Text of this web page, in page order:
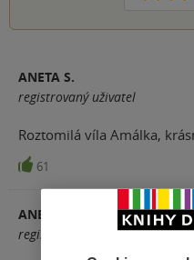
ANETA S.
registrovaný uživatel
Roztomilá víla Amálka,
61
ANETA S.
registrovaný uživatel